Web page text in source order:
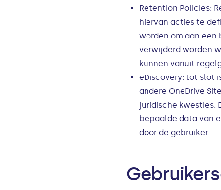
Retention Policies:
hiervan acties te
worden om aan
verwijderd worden
kunnen vanuit
eDiscovery: tot slot
andere OneDrive
juridische kwesties.
bepaalde data van
door de gebruiker.